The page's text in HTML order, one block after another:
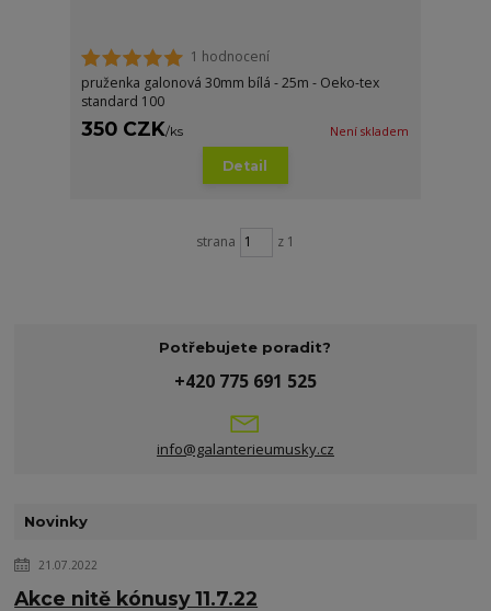
1 hodnocení
pruženka galonová 30mm bílá - 25m - Oeko-tex
standard 100
350 CZK/ks Není skladem
Detail
strana z 1
Potřebujete poradit?
+420 775 691 525
info@galanterieumusky.cz
Novinky
21.07.2022
Akce nitě kónusy 11.7.22